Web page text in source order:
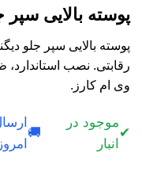
پوسته بالایی سپر
پوسته بالایی سپر جلو
رقابتی. نصب استاندارد،
وی ام کارز.
✔
موجود در
انبار
🚚
امروز